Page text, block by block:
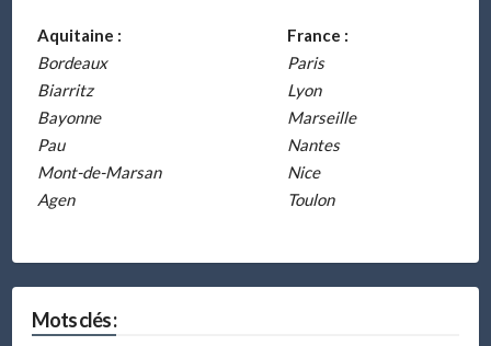
Aquitaine :
Bordeaux
Biarritz
Bayonne
Pau
Mont-de-Marsan
Agen
France :
Paris
Lyon
Marseille
Nantes
Nice
Toulon
Mots clés :